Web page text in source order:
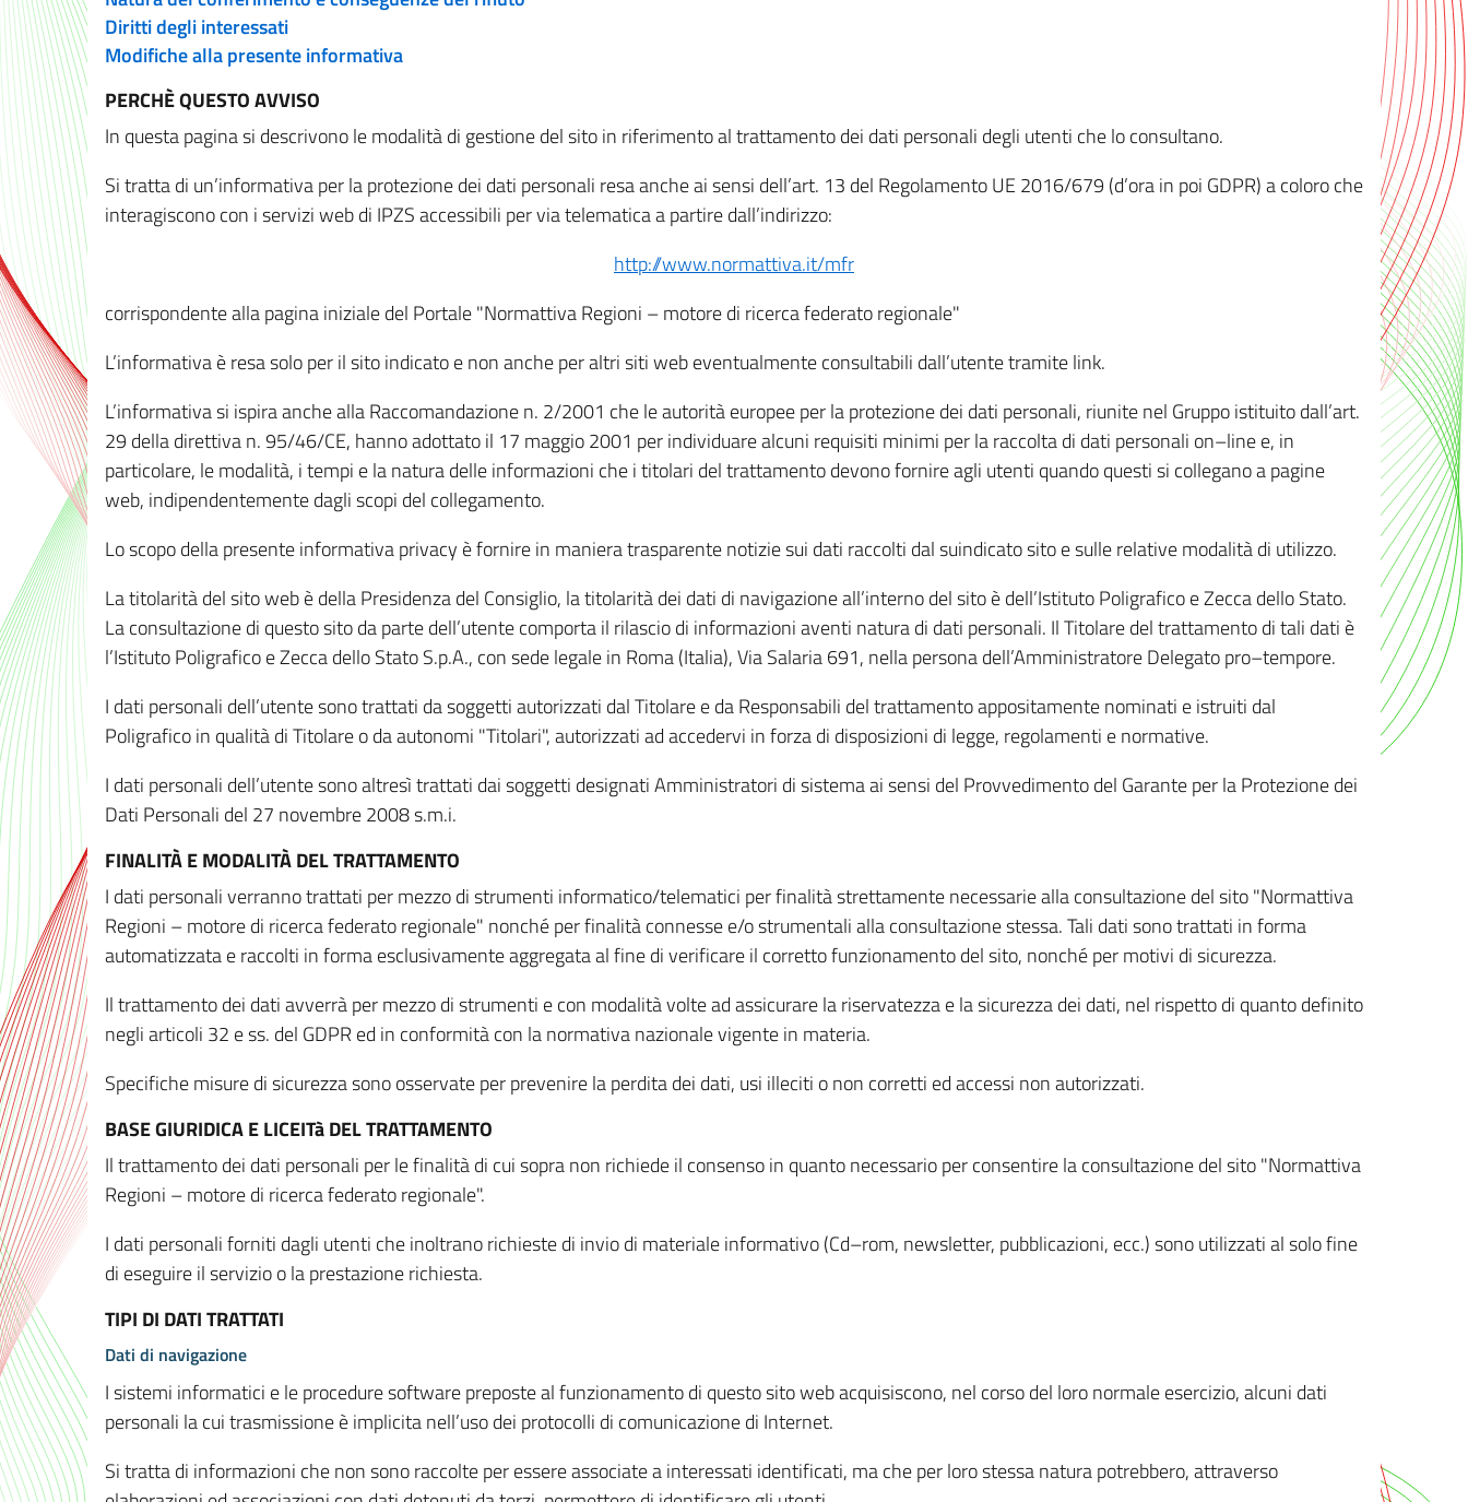
Diritti degli interessati
Modifiche alla presente informativa
PERCHÈ QUESTO AVVISO
In questa pagina si descrivono le modalità di gestione del sito in riferimento al trattamento dei dati personali degli utenti che lo consultano.
Si tratta di un’informativa per la protezione dei dati personali resa anche ai sensi dell’art. 13 del Regolamento UE 2016/679 (d’ora in poi GDPR) a coloro che
interagiscono con i servizi web di IPZS accessibili per via telematica a partire dall’indirizzo:
http://www.normattiva.it/mfr
corrispondente alla pagina iniziale del Portale "Normattiva Regioni – motore di ricerca federato regionale"
L’informativa è resa solo per il sito indicato e non anche per altri siti web eventualmente consultabili dall’utente tramite link.
L’informativa si ispira anche alla Raccomandazione n. 2/2001 che le autorità europee per la protezione dei dati personali, riunite nel Gruppo istituito dall’art.
29 della direttiva n. 95/46/CE, hanno adottato il 17 maggio 2001 per individuare alcuni requisiti minimi per la raccolta di dati personali on–line e, in
particolare, le modalità, i tempi e la natura delle informazioni che i titolari del trattamento devono fornire agli utenti quando questi si collegano a pagine
web, indipendentemente dagli scopi del collegamento.
Lo scopo della presente informativa privacy è fornire in maniera trasparente notizie sui dati raccolti dal suindicato sito e sulle relative modalità di utilizzo.
La titolarità del sito web è della Presidenza del Consiglio, la titolarità dei dati di navigazione all’interno del sito è dell’Istituto Poligrafico e Zecca dello Stato.
La consultazione di questo sito da parte dell’utente comporta il rilascio di informazioni aventi natura di dati personali. Il Titolare del trattamento di tali dati è
l’Istituto Poligrafico e Zecca dello Stato S.p.A., con sede legale in Roma (Italia), Via Salaria 691, nella persona dell’Amministratore Delegato pro–tempore.
I dati personali dell’utente sono trattati da soggetti autorizzati dal Titolare e da Responsabili del trattamento appositamente nominati e istruiti dal
Poligrafico in qualità di Titolare o da autonomi "Titolari", autorizzati ad accedervi in forza di disposizioni di legge, regolamenti e normative.
I dati personali dell’utente sono altresì trattati dai soggetti designati Amministratori di sistema ai sensi del Provvedimento del Garante per la Protezione dei
Dati Personali del 27 novembre 2008 s.m.i.
FINALITÀ E MODALITÀ DEL TRATTAMENTO
I dati personali verranno trattati per mezzo di strumenti informatico/telematici per finalità strettamente necessarie alla consultazione del sito "Normattiva
Regioni – motore di ricerca federato regionale" nonché per finalità connesse e/o strumentali alla consultazione stessa. Tali dati sono trattati in forma
automatizzata e raccolti in forma esclusivamente aggregata al fine di verificare il corretto funzionamento del sito, nonché per motivi di sicurezza.
Il trattamento dei dati avverrà per mezzo di strumenti e con modalità volte ad assicurare la riservatezza e la sicurezza dei dati, nel rispetto di quanto definito
negli articoli 32 e ss. del GDPR ed in conformità con la normativa nazionale vigente in materia.
Specifiche misure di sicurezza sono osservate per prevenire la perdita dei dati, usi illeciti o non corretti ed accessi non autorizzati.
BASE GIURIDICA E LICEITà DEL TRATTAMENTO
Il trattamento dei dati personali per le finalità di cui sopra non richiede il consenso in quanto necessario per consentire la consultazione del sito "Normattiva
Regioni – motore di ricerca federato regionale".
I dati personali forniti dagli utenti che inoltrano richieste di invio di materiale informativo (Cd–rom, newsletter, pubblicazioni, ecc.) sono utilizzati al solo fine
di eseguire il servizio o la prestazione richiesta.
TIPI DI DATI TRATTATI
Dati di navigazione
I sistemi informatici e le procedure software preposte al funzionamento di questo sito web acquisiscono, nel corso del loro normale esercizio, alcuni dati
personali la cui trasmissione è implicita nell’uso dei protocolli di comunicazione di Internet.
Si tratta di informazioni che non sono raccolte per essere associate a interessati identificati, ma che per loro stessa natura potrebbero, attraverso